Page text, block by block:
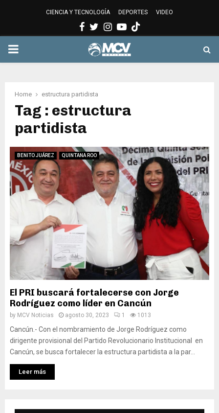
CIENCIA Y TECNOLOGÍA DEPORTES VIDEO
Facebook
Twitter
Instagram
Youtube
PRIMARY
Home estructura partidista
Tag : estructura
partidista
BENITO JUÁREZ QUINTANA ROO
El PRI buscará fortalecerse con Jorge
Rodríguez como líder en Cancún
by MCV Noticias agosto 30, 2023 1 1013
Cancún.- Con el nombramiento de Jorge Rodríguez como
dirigente provisional del Partido Revolucionario Institucional en
Cancún, se busca fortalecer la estructura partidista a la par...
Leer más